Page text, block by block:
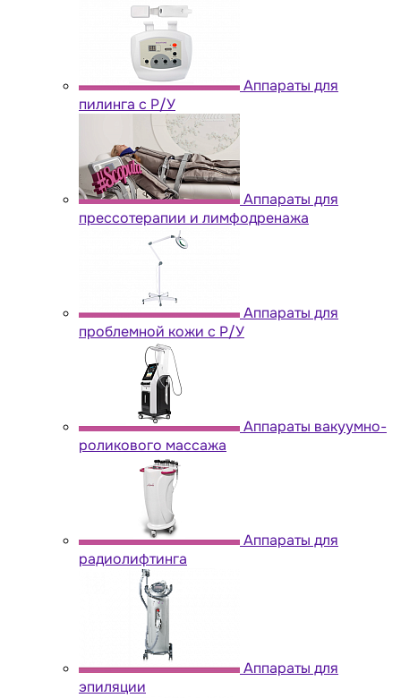
Аппараты для
пилинга с Р/У
Аппараты для
прессотерапии и лимфодренажа
Аппараты для
проблемной кожи с Р/У
Аппараты вакуумно-
роликового массажа
Аппараты для
радиолифтинга
Аппараты для
эпиляции